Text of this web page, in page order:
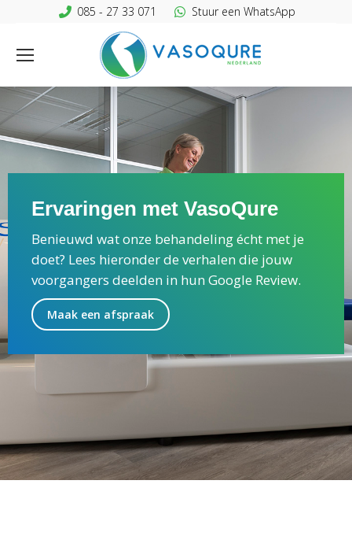
085 - 27 33 071 Stuur een WhatsApp
Ervaringen met VasoQure
Benieuwd wat onze behandeling écht met je
doet? Lees hieronder de verhalen die jouw
voorgangers deelden in hun Google Review.
Maak een afspraak